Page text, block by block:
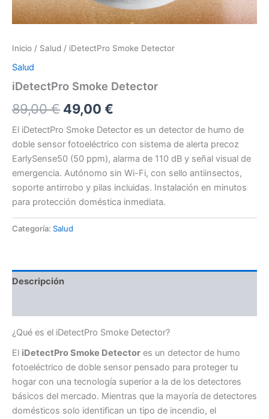
Inicio / Salud / iDetectPro Smoke Detector
Salud
iDetectPro Smoke Detector
89,00€ El
precio
original
era:
89,00 €.
49,00 €
precio
actual
es:
49,00 €.
El iDetectPro Smoke Detector es un detector de humo de
doble sensor fotoeléctrico con sistema de alerta precoz
EarlySense50 (50 ppm), alarma de 110 dB y señal visual de
emergencia. Autónomo sin Wi-Fi, con sello antiinsectos,
soporte antirrobo y pilas incluidas. Instalación en minutos
para protección doméstica inmediata.
Categoría: Salud
Descripción
¿Qué es el iDetectPro Smoke Detector?
El iDetectPro Smoke Detector es un detector de humo
fotoeléctrico de doble sensor pensado para proteger tu
hogar con una tecnología superior a la de los detectores
básicos del mercado. Mientras que la mayoría de detectores
domésticos solo identifican un tipo de incendio, el